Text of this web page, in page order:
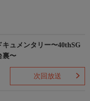
キュメンタリー〜40thSG
裏〜
次回放送